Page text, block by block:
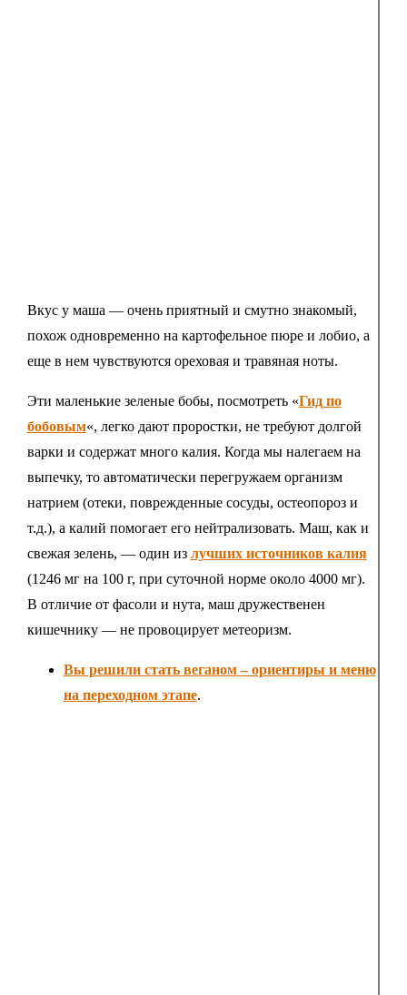
Вкус у маша — очень приятный и смутно знакомый,
похож одновременно на картофельное пюре и лобио, а
еще в нем чувствуются ореховая и травяная ноты.
Эти маленькие зеленые бобы, посмотреть «Гид по
бобовым«, легко дают проростки, не требуют долгой
варки и содержат много калия. Когда мы налегаем на
выпечку, то автоматически перегружаем организм
натрием (отеки, поврежденные сосуды, остеопороз и
т.д.), а калий помогает его нейтрализовать. Маш, как и
свежая зелень, — один из лучших источников калия
(1246 мг на 100 г, при суточной норме около 4000 мг).
В отличие от фасоли и нута, маш дружественен
кишечнику — не провоцирует метеоризм.
Вы решили стать веганом – ориентиры и меню
на переходном этапе.